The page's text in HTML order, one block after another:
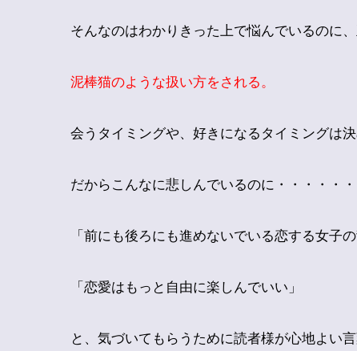
そんなのはわかりきった上で悩んでいるのに
泥棒猫のような扱い方をされる。
会うタイミングや、好きになるタイミングは決
だからこんなに悲しんでいるのに・・・・・・
「前にも後ろにも進めないでいる恋する女子
「恋愛はもっと自由に楽しんでいい」
と、気づいてもらうために読者様が心地よい言